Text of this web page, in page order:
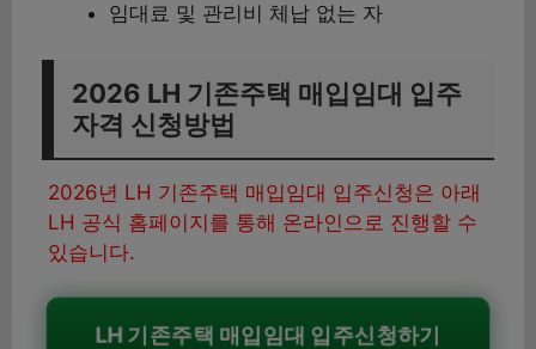
임대료 및 관리비 체납 없는 자
2026 LH 기존주택 매입임대 입주
자격 신청방법
2026년 LH 기존주택 매입임대 입주신청은 아래
LH 공식 홈페이지를 통해 온라인으로 진행할 수
있습니다.
LH 기존주택 매입임대 입주신청하기